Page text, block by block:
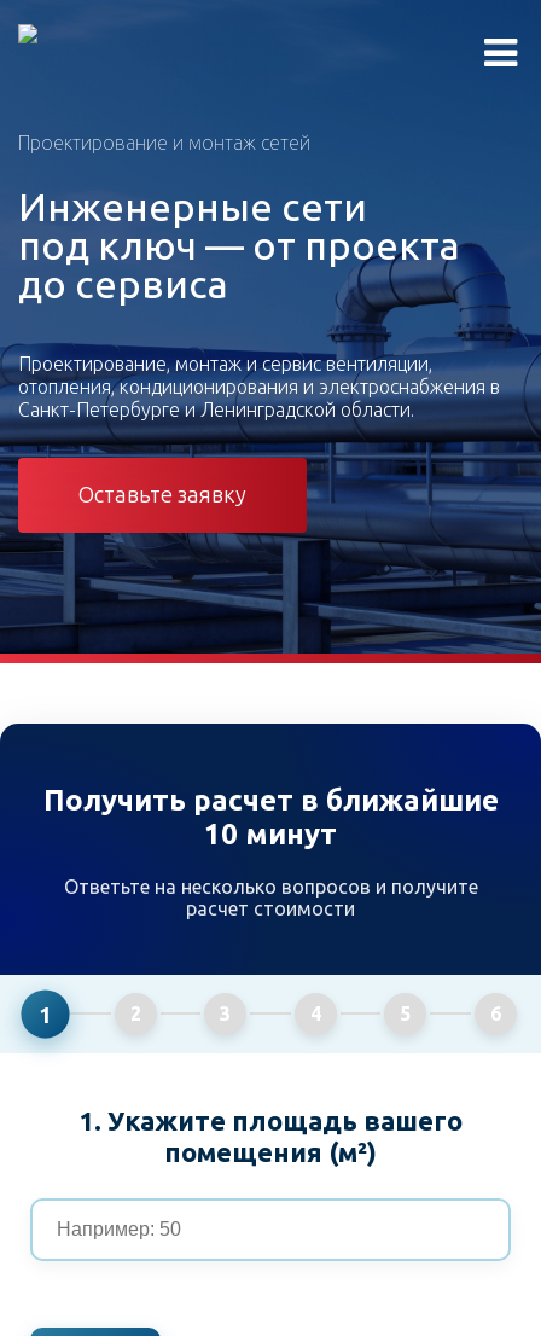
Проектирование и монтаж сетей
Инженерные сети
под ключ — от проекта
до сервиса
Проектирование, монтаж и сервис вентиляции,
отопления, кондиционирования и электроснабжения в
Санкт-Петербурге и Ленинградской области.
Оставьте заявку
Получить расчет в ближайшие
10 минут
Ответьте на несколько вопросов и получите
расчет стоимости
1 2 3 4 5 6
1. Укажите площадь вашего
помещения (м²)